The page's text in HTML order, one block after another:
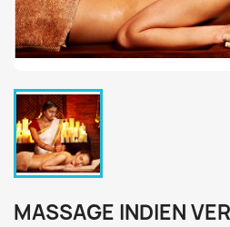
MASSAGE INDIEN